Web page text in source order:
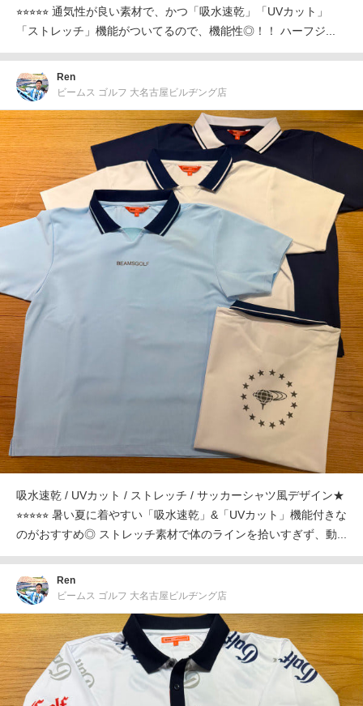
⭐︎⭐︎⭐︎⭐︎⭐︎ 通気性が良い素材で、かつ「吸水速乾」「UVカット」
「ストレッチ」機能がついてるので、機能性◎！！ ハーフジ...
Ren
ビームス ゴルフ 大名古屋ビルヂング店
吸水速乾 / UVカット / ストレッチ / サッカーシャツ風デザイン★
⭐︎⭐︎⭐︎⭐︎⭐︎ 暑い夏に着やすい「吸水速乾」&「UVカット」機能付きな
のがおすすめ◎ ストレッチ素材で体のラインを拾いすぎず、動...
Ren
ビームス ゴルフ 大名古屋ビルヂング店